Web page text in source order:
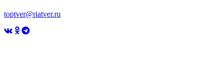
toptver@riatver.ru